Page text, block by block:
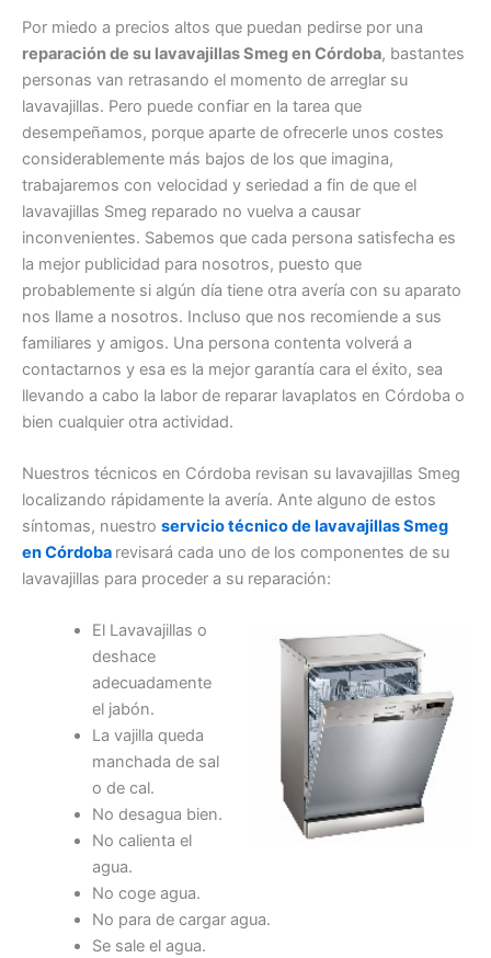
Por miedo a precios altos que puedan pedirse por una
reparación de su lavavajillas Smeg en Córdoba, bastantes
personas van retrasando el momento de arreglar su
lavavajillas. Pero puede confiar en la tarea que
desempeñamos, porque aparte de ofrecerle unos costes
considerablemente más bajos de los que imagina,
trabajaremos con velocidad y seriedad a fin de que el
lavavajillas Smeg reparado no vuelva a causar
inconvenientes. Sabemos que cada persona satisfecha es
la mejor publicidad para nosotros, puesto que
probablemente si algún día tiene otra avería con su aparato
nos llame a nosotros. Incluso que nos recomiende a sus
familiares y amigos. Una persona contenta volverá a
contactarnos y esa es la mejor garantía cara el éxito, sea
llevando a cabo la labor de reparar lavaplatos en Córdoba o
bien cualquier otra actividad.
Nuestros técnicos en Córdoba revisan su lavavajillas Smeg
localizando rápidamente la avería. Ante alguno de estos
síntomas, nuestro servicio técnico de lavavajillas Smeg
en Córdoba revisará cada uno de los componentes de su
lavavajillas para proceder a su reparación:
El Lavavajillas o
deshace
adecuadamente
el jabón.
La vajilla queda
manchada de sal
o de cal.
No desagua bien.
No calienta el
agua.
No coge agua.
No para de cargar agua.
Se sale el agua.